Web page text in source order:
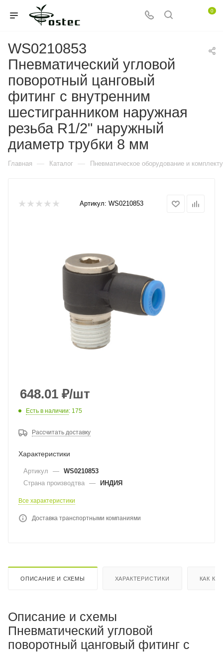
0
WS0210853
Пневматический угловой
поворотный цанговый
фитинг с внутренним
шестигранником наружная
резьба R1/2" наружный
диаметр трубки 8 мм
Главная — Каталог — Пневматическое оборудование и
Артикул: WS0210853
648.01 ₽/шт
Есть в наличии: 175
Рассчитать доставку
Характеристики
Артикул — WS0210853
Страна производтва — ИНДИЯ
Все характеристики
Доставка транспортными компаниями
ОПИСАНИЕ И СХЕМЫ ХАРАКТЕРИСТИКИ КАК
Описание и схемы
Пневматический угловой
поворотный цанговый фитинг с